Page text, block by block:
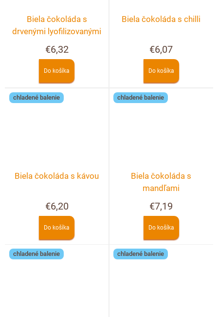
Biela čokoláda s
drvenými lyofilizovanými
malinami a černicami
€6,32
Do košíka
Biela čokoláda s chilli
€6,07
Do košíka
chladené balenie
Biela čokoláda s kávou
€6,20
Do košíka
chladené balenie
Biela čokoláda s
mandľami
€7,19
Do košíka
chladené balenie chladené balenie